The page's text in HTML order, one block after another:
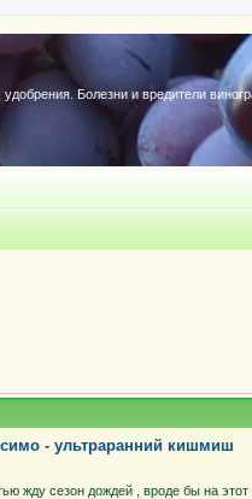
Болезни и вредители
- ультраранний кишмиш
жду сезон дождей , вроде бы на